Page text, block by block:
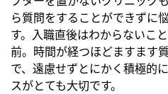
ら質問をすることができずに
す。入職直後はわからないこ
前。時間が経つほどますます
で、遠慮せずとにかく積極的
スがとても大切です。